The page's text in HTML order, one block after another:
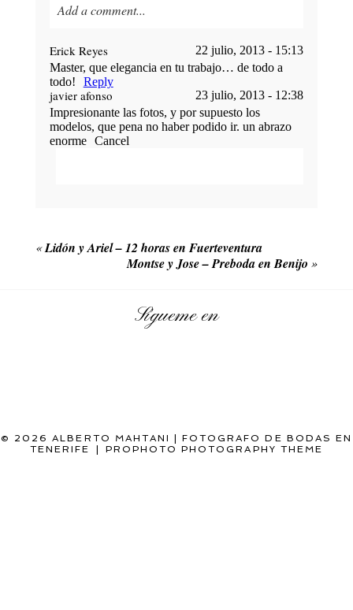
Add a comment...
Your email is
never published or shared. Required
fields are marked *
POST COMMENT
Erick Reyes
22 julio, 2013 - 15:13
Master, que elegancia en tu trabajo… de todo a
todo!
Reply
javier afonso
23 julio, 2013 - 12:38
Impresionante las fotos, y por supuesto los
modelos, que pena no haber podido ir. un abrazo
enorme
Cancel
«Lidón y Ariel – 12 horas en Fuerteventura
Montse y Jose – Preboda en Benijo »
Sígueme en
© 2026 ALBERTO MAHTANI | FOTOGRAFO DE BODAS EN
TENERIFE
| PROPHOTO PHOTOGRAPHY THEME